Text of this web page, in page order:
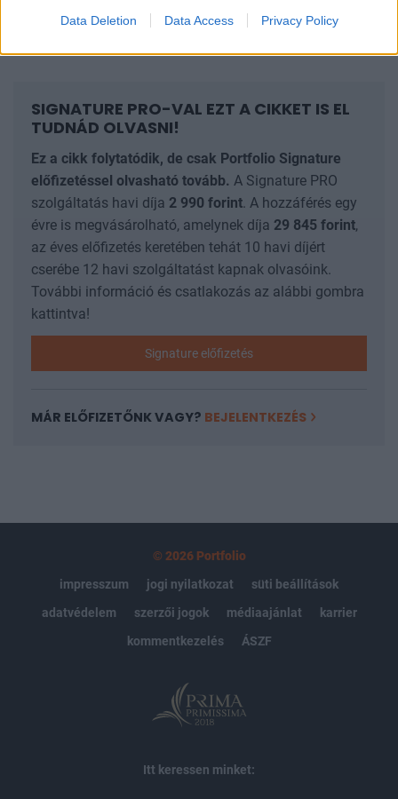
Data Deletion Data Access Privacy Policy
Milyen gazdasági-pénzügyi következményekkel
SIGNATURE PRO-VAL EZT A CIKKET IS EL
TUDNÁD OLVASNI!
Ez a cikk folytatódik, de csak Portfolio Signature
előfizetéssel olvasható tovább. A Signature PRO
szolgáltatás havi díja 2 990 forint. A hozzáférés egy
évre is megvásárolható, amelynek díja 29 845 forint,
az éves előfizetés keretében tehát 10 havi díjért
cserébe 12 havi szolgáltatást kapnak olvasóink.
További információ és csatlakozás az alábbi gombra
kattintva!
Signature előfizetés
MÁR ELŐFIZETŐNK VAGY? BEJELENTKEZÉS
© 2026 Portfolio
impresszum
jogi nyilatkozat
süti beállítások
adatvédelem
szerzői jogok médiaajánlat
karrier
kommentkezelés
ÁSZF
Itt keressen minket: